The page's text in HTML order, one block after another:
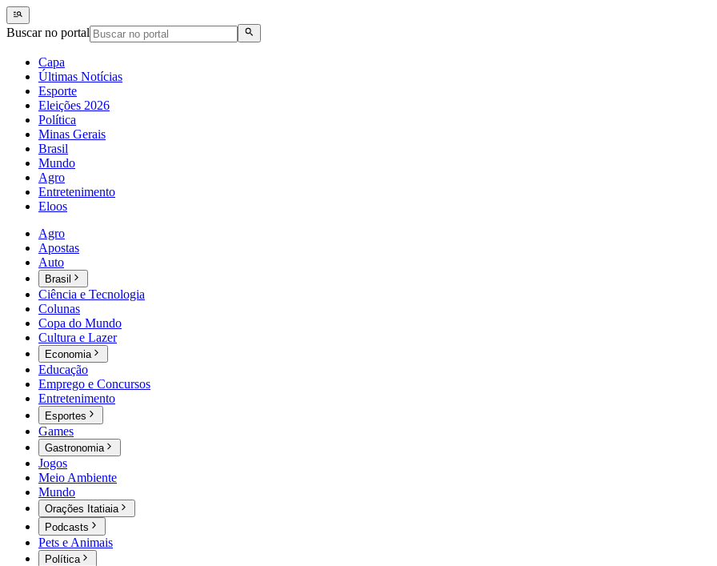
Buscar no portal
Capa
Últimas Notícias
Esporte
Eleições 2026
Política
Minas Gerais
Brasil
Mundo
Agro
Entretenimento
Eloos
Agro
Apostas
Auto
Brasil
Ciência e Tecnologia
Colunas
Copa do Mundo
Cultura e Lazer
Economia
Educação
Emprego e Concursos
Entretenimento
Esportes
Games
Gastronomia
Jogos
Meio Ambiente
Mundo
Orações Itatiaia
Podcasts
Pets e Animais
Política